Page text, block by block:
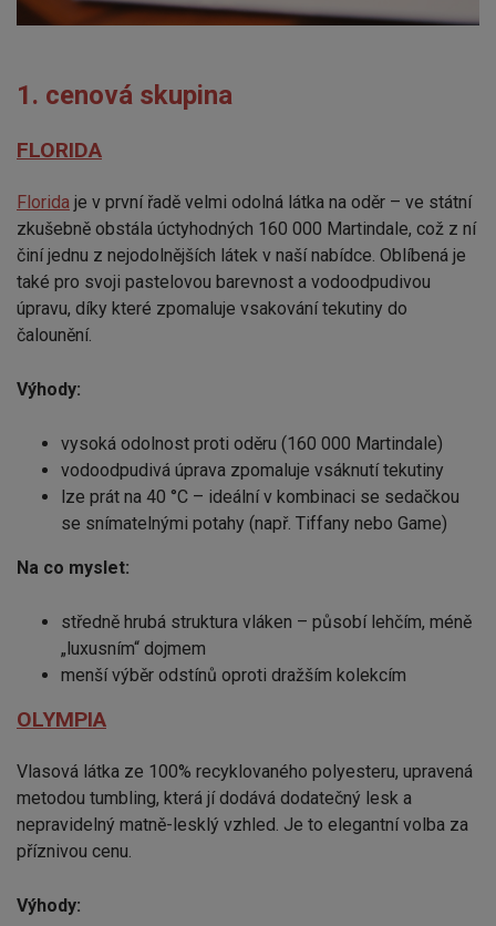
1. cenová skupina
FLORIDA
Florida je v první řadě velmi odolná látka na oděr – ve státní
zkušebně obstála úctyhodných 160 000 Martindale, což z ní
činí jednu z nejodolnějších látek v naší nabídce. Oblíbená je
také pro svoji pastelovou barevnost a vodoodpudivou
úpravu, díky které zpomaluje vsakování tekutiny do
čalounění.
Výhody:
vysoká odolnost proti oděru (160 000 Martindale)
vodoodpudivá úprava zpomaluje vsáknutí tekutiny
lze prát na 40 °C – ideální v kombinaci se sedačkou
se snímatelnými potahy (např. Tiffany nebo Game)
Na co myslet:
středně hrubá struktura vláken – působí lehčím, méně
„luxusním“ dojmem
menší výběr odstínů oproti dražším kolekcím
OLYMPIA
Vlasová látka ze 100% recyklovaného polyesteru, upravená
metodou tumbling, která jí dodává dodatečný lesk a
nepravidelný matně-lesklý vzhled. Je to elegantní volba za
příznivou cenu.
Výhody: